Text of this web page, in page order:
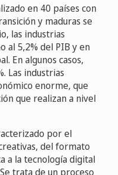
en 40 países con
y maduras se
las industrias
al 5,2% del PIB y en
En algunos casos,
Las industrias
enorme, que
que realizan a nivel
por el
del formato
a la tecnología digital
trata de un proceso